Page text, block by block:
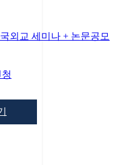
외교 세미나 + 논문공모